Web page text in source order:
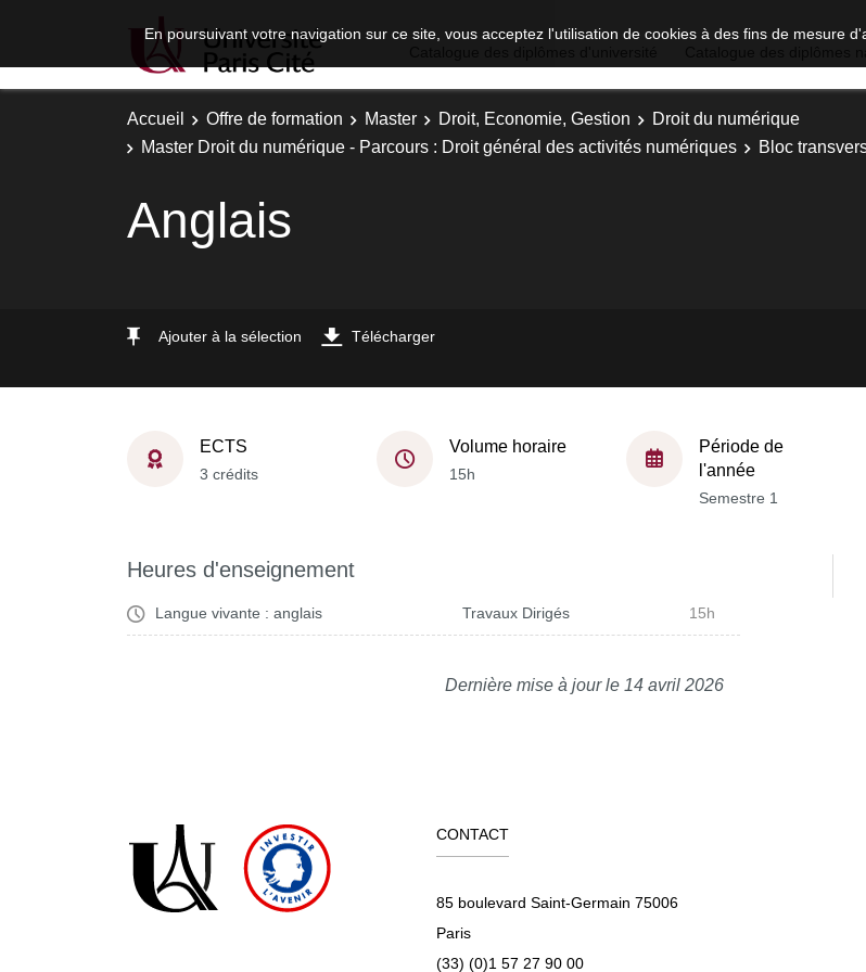
En poursuivant votre navigation sur ce site, vous acceptez l'utilisation de cookies à des fins de mesure
Accueil Offre de formation Master Droit, Economie, Gestion
Droit du numérique
Master Droit du numérique - Parcours : Droit général des activités numériques
Bloc
Anglais
Ajouter à la sélection Télécharger
ECTS
3 crédits
Volume horaire
15h
Période de
l'année
Semestre 1
Heures d'enseignement
Langue vivante : anglais Travaux Dirigés 15h
Dernière mise à jour le 14 avril 2026
CONTACT
85 boulevard Saint-Germain 75006
Paris
(33) (0)1 57 27 90 00